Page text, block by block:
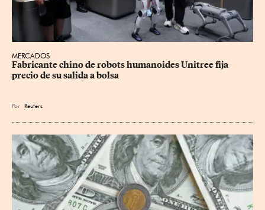
MERCADOS
Fabricante chino de robots humanoides Unitree fija
precio de su salida a bolsa
Por Reuters